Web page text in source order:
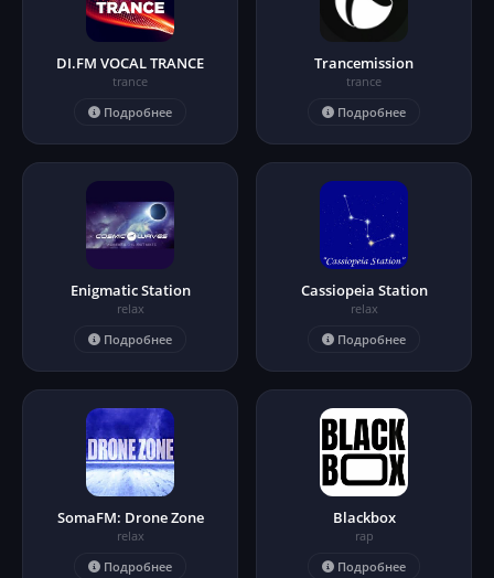
DI.FM VOCAL TRANCE
trance
Подробнее
Trancemission
trance
Подробнее
Enigmatic Station
relax
Подробнее
Cassiopeia Station
relax
Подробнее
SomaFM: Drone Zone
relax
Подробнее
Blackbox
rap
Подробнее